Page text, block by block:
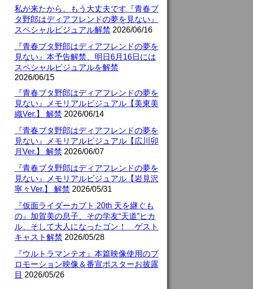
私が来たから、もう大丈夫です『青春ブ
タ野郎はディアフレンドの夢を見ない』
スペシャルビジュアル解禁 2026/06/16
『青春ブタ野郎はディアフレンドの夢を
見ない』本予告解禁、明日6月16日には
スペシャルビジュアルを解禁
2026/06/15
『青春ブタ野郎はディアフレンドの夢を
見ない』メモリアルビジュアル【美東美
織Ver.】 解禁 2026/06/14
『青春ブタ野郎はディアフレンドの夢を
見ない』メモリアルビジュアル【広川卯
月Ver.】 解禁 2026/06/07
『青春ブタ野郎はディアフレンドの夢を
見ない』メモリアルビジュアル【岩見沢
寧々Ver.】 解禁 2026/05/31
『仮面ライダーカブト 20th 天を継ぐも
の』加賀美の息子、その学友“天道”ヒカ
ル、そして大人になったゴン！ ゲスト
キャスト解禁 2026/05/28
『ウルトラマンテオ』本篇映像使用のプ
ロモーション映像＆番宣ポスターお披露
目 2026/05/26